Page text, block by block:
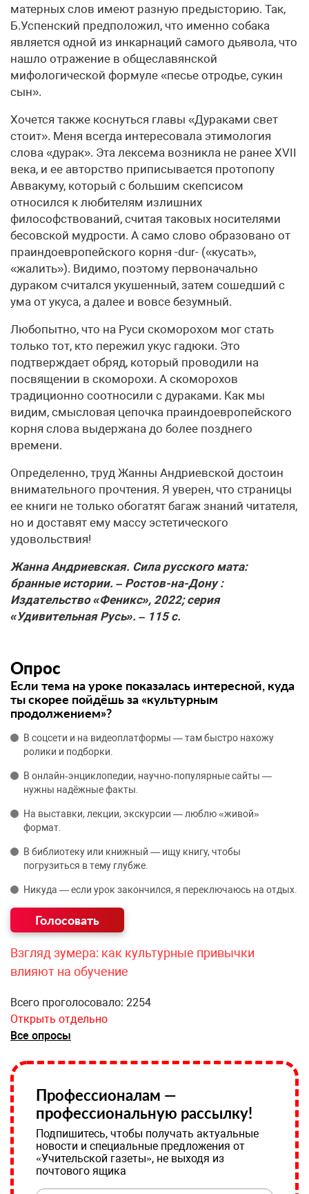
матерных слов имеют разную предысторию. Так,
Б.Успенский предположил, что именно собака
является одной из инкарнаций самого дьявола, что
нашло отражение в общеславянской
мифологической формуле «песье отродье, сукин
сын».
Хочется также коснуться главы «Дураками свет
стоит». Меня всегда интересовала этимология
слова «дурак». Эта лексема возникла не ранее XVII
века, и ее авторство приписывается протопопу
Аввакуму, который с большим скепсисом
относился к любителям излишних
философствований, считая таковых носителями
бесовской мудрости. А само слово образовано от
праиндоевропейского корня -dur- («кусать»,
«жалить»). Видимо, поэтому первоначально
дураком считался укушенный, затем сошедший с
ума от укуса, а далее и вовсе безумный.
Любопытно, что на Руси скоморохом мог стать
только тот, кто пережил укус гадюки. Это
подтверждает обряд, который проводили на
посвящении в скоморохи. А скоморохов
традиционно соотносили с дураками. Как мы
видим, смысловая цепочка праиндоевропейского
корня слова выдержана до более позднего
времени.
Определенно, труд Жанны Андриевской достоин
внимательного прочтения. Я уверен, что страницы
ее книги не только обогатят багаж знаний читателя,
но и доставят ему массу эстетического
удовольствия!
Жанна Андриевская. Сила русского мата:
бранные истории. – Ростов-на-Дону :
Издательство «Феникс», 2022; серия
«Удивительная Русь». – 115 с.
Опрос
Если тема на уроке показалась интересной, куда
ты скорее пойдёшь за «культурным
продолжением»?
В соцсети и на видеоплатформы — там быстро нахожу
ролики и подборки.
В онлайн‑энциклопедии, научно‑популярные сайты —
нужны надёжные факты.
На выставки, лекции, экскурсии — люблю «живой»
формат.
В библиотеку или книжный — ищу книгу, чтобы
погрузиться в тему глубже.
Никуда — если урок закончился, я переключаюсь на отдых.
Взгляд зумера: как культурные привычки
влияют на обучение
Всего проголосовало: 2254
Открыть отдельно
Все опросы
Профессионалам —
профессиональную рассылку!
Подпишитесь, чтобы получать актуальные
новости и специальные предложения от
«Учительской газеты», не выходя из
почтового ящика